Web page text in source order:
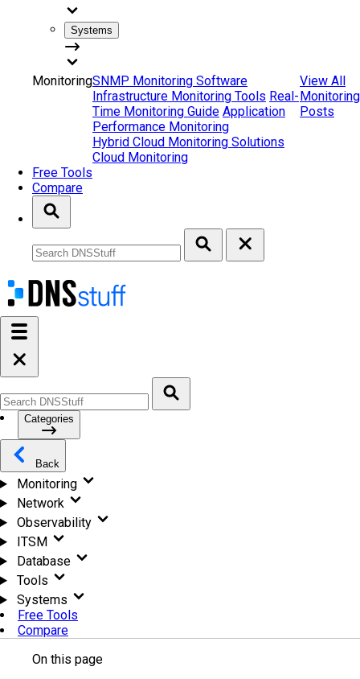
Systems
MonitoringSNMP Monitoring Software
Infrastructure Monitoring Tools Real-
Time Monitoring Guide Application
Performance Monitoring
Hybrid Cloud Monitoring Solutions
Cloud Monitoring
View All
Monitoring
Posts
Free Tools
Compare
Categories
Back
Monitoring
Network
Observability
ITSM
Database
Tools
Systems
Free Tools
Compare
On this page